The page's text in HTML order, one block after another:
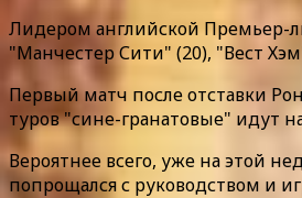
Лидером английской Премьер-
"Манчестер Сити" (20), "Вест
Первый матч после отставки
туров "сине-гранатовые" идут
Вероятнее всего, уже на этой
попрощался с руководством и